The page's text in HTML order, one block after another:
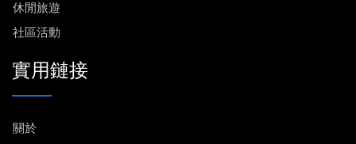
休閒旅遊
社區活動
實用鏈接
關於